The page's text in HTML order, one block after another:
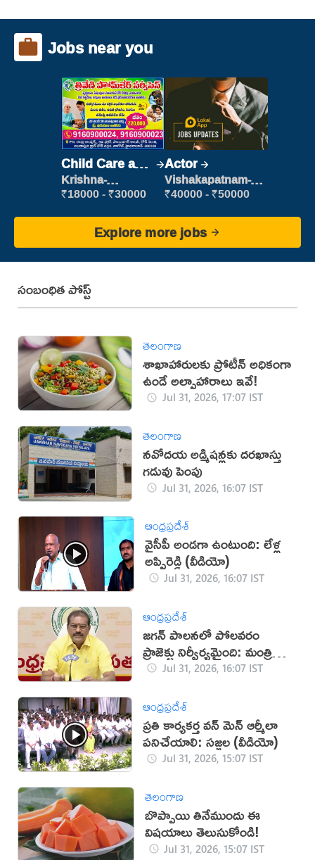
Jobs near you
Child Care and
Patient care
Krishna-
vijayawada
₹18000 - ₹30000
Actor
Vishakapatnam-
new
₹40000 - ₹50000
Explore more jobs
సంబంధిత పోస్ట్
తెలంగాణ
శాఖాహారులకు ప్రోటీన్ అధికంగా
ఉండే అల్పాహారాలు ఇవే!
Jul 31, 2026, 17:07 IST
తెలంగాణ
నవోదయ అడ్మిషన్లకు దరఖాస్తు
గడువు పెంపు
Jul 31, 2026, 16:07 IST
ఆంధ్రప్రదేశ్
వైసీపీ అండగా ఉంటుంది: లేళ్ల
అప్పిరెడ్డి (వీడియో)
Jul 31, 2026, 16:07 IST
ఆంధ్రప్రదేశ్
జగన్‌ పాలనలో పోలవరం
ప్రాజెక్టు నిర్వీర్యమైంది: మంత్రి
నిమ్మలJul 31, 2026, 16:07 IST
ఆంధ్రప్రదేశ్
ప్రతి కార్యకర్త వన్ మెన్ ఆర్మీలా
పనిచేయాలి: సజ్జల (వీడియో)
Jul 31, 2026, 15:07 IST
తెలంగాణ
బొప్పాయి తినేముందు ఈ
విషయాలు తెలుసుకోండి!
Jul 31, 2026, 15:07 IST